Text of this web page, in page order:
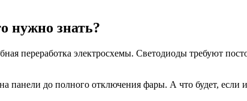
нужно знать?
переработка электросхемы. Светодиоды требуют
до полного отключения фары. А что будет, если